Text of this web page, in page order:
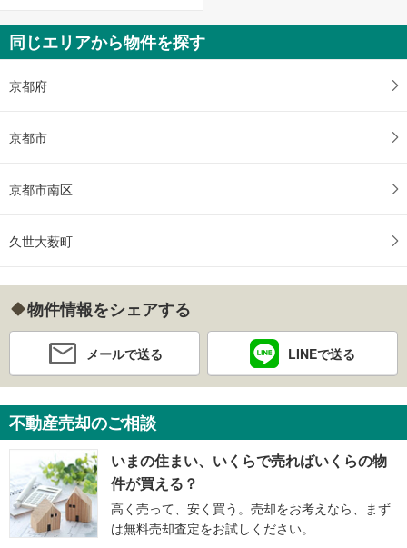
同じエリアから物件を探す
京都府
京都市
京都市南区
久世大薮町
物件情報をシェアする
メールで送る LINEで送る
不動産売却のご相談
いまの住まい、いくらで売ればいくらの物
件が買える？
高く売って、安く買う。売却をお考えなら、まず
は無料売却査定をお試しください。